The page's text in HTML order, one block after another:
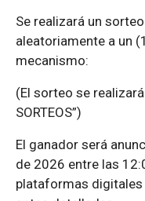
Se realizará un
aleatoriamente a un
mecanismo:
(El sorteo se
SORTEOS”)
El ganador será
de 2026 entre las
plataformas digitales